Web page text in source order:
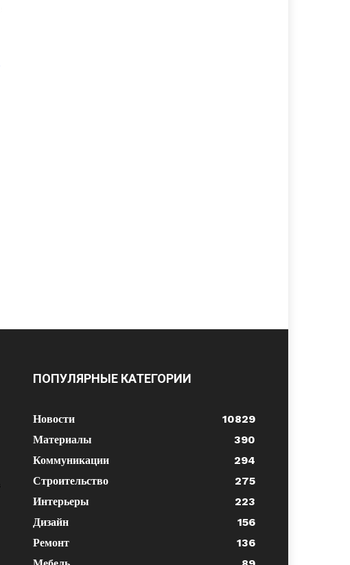
ПОПУЛЯРНЫЕ КАТЕГОРИИ
Новости
10829
Материалы
390
Коммуникации
294
Строительство
275
Интерьеры
223
Дизайн
156
Ремонт
136